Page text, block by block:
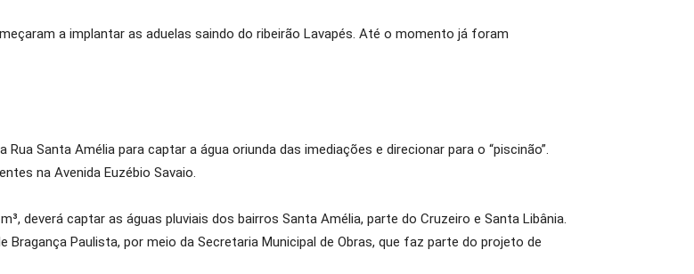
a implantar as aduelas saindo do ribeirão Lavapés. Até o momento já foram
Santa Amélia para captar a água oriunda das imediações e direcionar para o “piscinão”.
na Avenida Euzébio Savaio.
deverá captar as águas pluviais dos bairros Santa Amélia, parte do Cruzeiro e Santa Libânia.
Paulista, por meio da Secretaria Municipal de Obras, que faz parte do projeto de